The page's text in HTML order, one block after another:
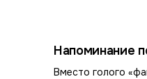
Напоминание
Вместо голого